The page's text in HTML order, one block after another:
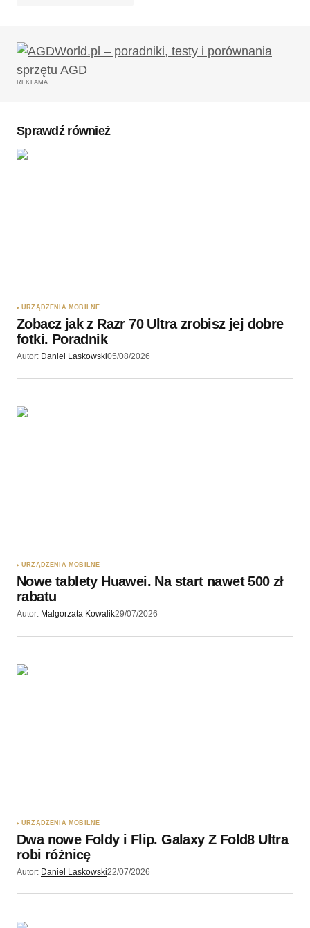
Twój adres email nie zostanie opublikowany.
Wymagane pola są oznaczone
Wyślij komentarz
REKLAMA
Sprawdź również
URZĄDZENIA MOBILNE
Zobacz jak z Razr 70 Ultra zrobisz jej dobre
fotki. Poradnik
Autor: Daniel Laskowski05/08/2026
URZĄDZENIA MOBILNE
Nowe tablety Huawei. Na start nawet 500 zł
rabatu
Autor: Malgorzata Kowalik29/07/2026
URZĄDZENIA MOBILNE
Dwa nowe Foldy i Flip. Galaxy Z Fold8 Ultra
robi różnicę
Autor: Daniel Laskowski22/07/2026